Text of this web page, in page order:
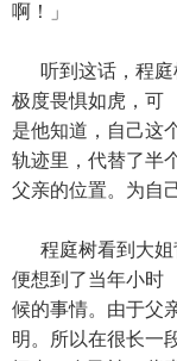
啊！」
听到这话，程庭
极度畏惧如虎，可
是他知道，自己这
轨迹里，代替了半
父亲的位置。为自
程庭树看到大姐
便想到了当年小时
候的事情。由于父
明。所以在很长一